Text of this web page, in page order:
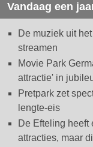
Vandaag een
De muziek uit
streamen
Movie Park
attractie' in
Pretpark zet
lengte-eis
De Efteling heeft
attracties, maar